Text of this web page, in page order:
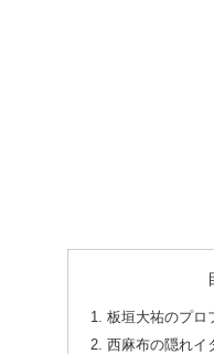
板垣大祐のプロ
西麻布の隠れイ